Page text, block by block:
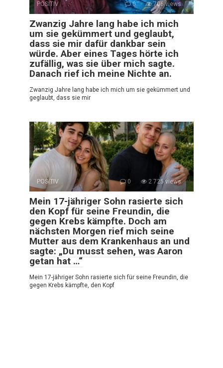
POSITIV 0 706 views
Zwanzig Jahre lang habe ich mich
um sie gekümmert und geglaubt,
dass sie mir dafür dankbar sein
würde. Aber eines Tages hörte ich
zufällig, was sie über mich sagte.
Danach rief ich meine Nichte an.
Zwanzig Jahre lang habe ich mich um sie gekümmert und
geglaubt, dass sie mir
POSITIV 0 2 725 views
Mein 17-jähriger Sohn rasierte sich
den Kopf für seine Freundin, die
gegen Krebs kämpfte. Doch am
nächsten Morgen rief mich seine
Mutter aus dem Krankenhaus an und
sagte: „Du musst sehen, was Aaron
getan hat …“
Mein 17-jähriger Sohn rasierte sich für seine Freundin, die
gegen Krebs kämpfte, den Kopf